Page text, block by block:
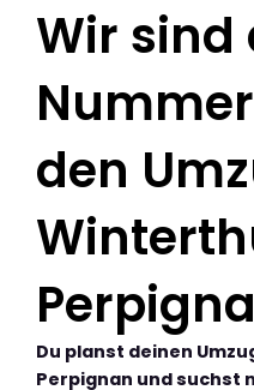
Wir sind
den
Du planst deinen
Perpignan und suchst